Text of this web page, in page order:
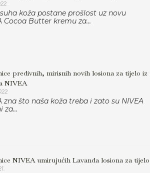
koža postane prošlost uz novu
Cocoa Butter kremu za...
predivnih, mirisnih novih losiona za tijelo iz
NIVEA
zna što naša koža treba i zato su NIVEA
za...
NIVEA umirujućih Lavanda losiona za tijelo